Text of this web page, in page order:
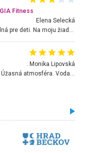
Fitness
Elena Selecká
Kútik výborný, ale hlučná hudba úplne nevhodná pre deti. Na moju žiadosť o aspoň sušenie nereagovali.
. Monika Lipovská